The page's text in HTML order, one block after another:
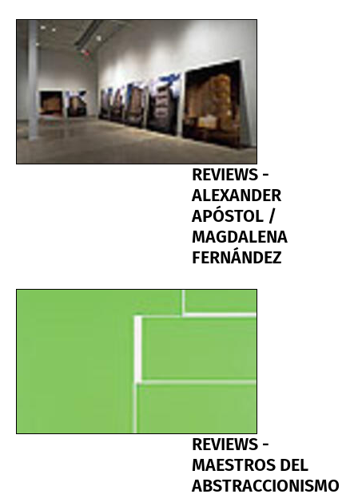
REVIEWS -
ALEXANDER
APÓSTOL /
MAGDALENA
FERNÁNDEZ
REVIEWS -
MAESTROS DEL
ABSTRACCIONISMO